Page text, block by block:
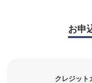
お申
クレジット